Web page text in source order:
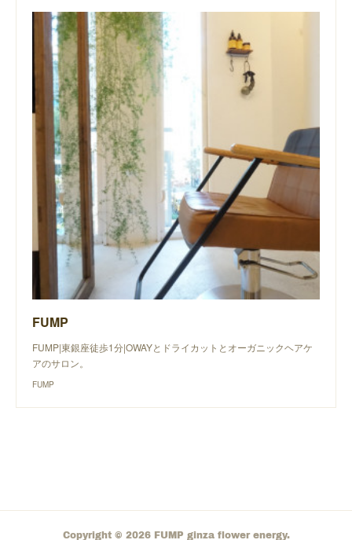
FUMP
FUMP|東銀座徒歩1分|OWAYとドライカットとオーガニックヘアケ
アのサロン。
FUMP
Copyright © 2026 FUMP ginza flower energy.